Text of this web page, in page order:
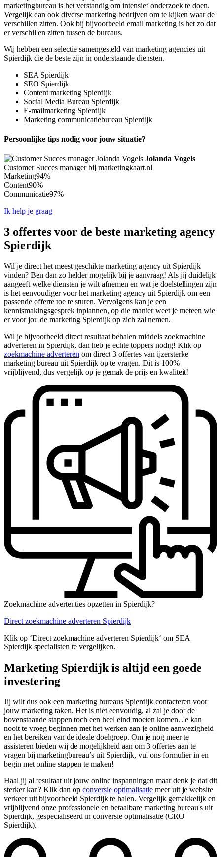
marketingbureau is het verstandig om intensief onderzoek te doen.
Vergelijk dan ook diverse marketing bedrijven om te kijken waar de
verschillen zitten. Ook bij bijvoorbeeld email marketing is het zo dat
er verschillen zitten tussen de bureaus.
Wij hebben een selectie samengesteld van marketing agencies uit
Spierdijk die de beste zijn in onderstaande diensten.
SEA Spierdijk
SEO Spierdijk
Content marketing Spierdijk
Social Media Bureau Spierdijk
E-mailmarketing Spierdijk
Marketing communicatiebureau Spierdijk
Persoonlijke tips nodig voor jouw situatie?
Jolanda Vogels
Customer Succes manager bij marketingkaart.nl
Marketing94%
Content90%
Communicatie97%
Ik help je graag
3 offertes voor de beste marketing agency
Spierdijk
Wil je direct het meest geschikte marketing agency uit Spierdijk
vinden? Ben dan zo helder mogelijk bij je aanvraag! Als jij duidelijk
aangeeft welke diensten je wilt afnemen en wat je doelstellingen zijn
is het eenvoudiger voor het marketing agency uit Spierdijk om een
passende offerte toe te sturen. Vervolgens kan je een
kennismakingsgesprek inplannen, op die manier weet je meteen wie
er voor jou de marketing Spierdijk op zich zal nemen.
Wil je bijvoorbeeld direct resultaat behalen middels zoekmachine
adverteren in Spierdijk, dan heb je echte toppers nodig! Klik op
zoekmachine adverteren om direct 3 offertes van ijzersterke
marketing bureau uit Spierdijk op te vragen. Dit is 100%
vrijblijvend, dus vergelijk op je gemak de prijs en kwaliteit!
Zoekmachine advertenties opzetten in Spierdijk?
Direct zoekmachine adverteren Spierdijk
Klik op ‘Direct zoekmachine adverteren Spierdijk‘ om SEA
Spierdijk specialisten te vergelijken.
Marketing Spierdijk is altijd een goede
investering
Jij wilt dus ook een marketing bureaus Spierdijk contacteren voor
jouw marketing taken. Het is niet eenvoudig, al zal je door de
bovenstaande stappen toch een heel eind moeten komen. Je kan
nooit te vroeg beginnen met het werken aan je online aanwezigheid
en het bereiken van de ideale doelgroep. Om je nog meer te
assisteren bieden wij de mogelijkheid aan om 3 offertes aan te
vragen bij marketingbureau’s uit Spierdijk, vul ons formulier in en
begin met online stappen te maken!
Haal jij al resultaat uit jouw online inspanningen maar denk je dat dit
sterker kan? Klik dan op conversie optimalisatie meer uit je website
verkeer uit bijvoorbeeld Spierdijk te halen. Vergelijk gemakkelijk en
vrijblijvend onze professionele en betaalbare marketing bureau's uit
Spierdijk, gespecialiseerd in conversie optimalisatie (CRO
Spierdijk).